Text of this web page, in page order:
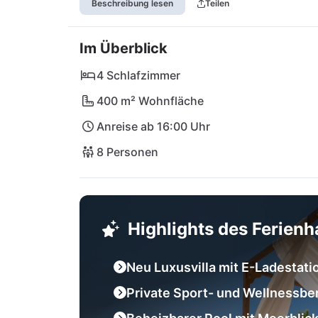
entfernt wartet der malerische Strand Mala
Wasser. In unmittelbarer Nähe findest du
wie die Konoba Tereza oder das
besuche den faszinierenden Nationalpark
Beschreibung lesen Teilen
Im Überblick
4 Schlafzimmer
400 m² Wohnfläche
Anreise ab 16:00 Uhr
8 Personen
Highlights des
Neu Luxusvilla mit E-
Private Sport- und